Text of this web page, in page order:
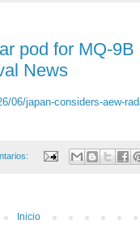
pod for MQ-9B
News
06/japan-considers-aew-
Inicio